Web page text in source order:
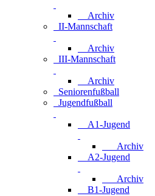
Archiv
II-Mannschaft
Archiv
III-Mannschaft
Archiv
Seniorenfußball
Jugendfußball
A1-Jugend
Archiv
A2-Jugend
Archiv
B1-Jugend